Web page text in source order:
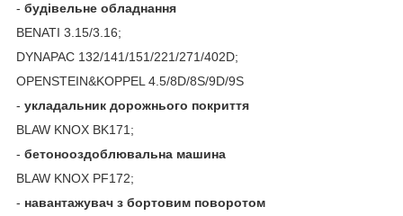
- будівельне обладнання
BENATI 3.15/3.16;
DYNAPAC 132/141/151/221/271/402D;
OPENSTEIN&KOPPEL 4.5/8D/8S/9D/9S
- укладальник дорожнього покриття
BLAW KNOX BK171;
- бетонооздоблювальна машина
BLAW KNOX PF172;
- навантажувач з бортовим поворотом